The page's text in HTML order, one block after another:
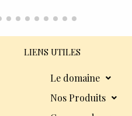
LIENS UTILES
Le domaine
Nos Produits